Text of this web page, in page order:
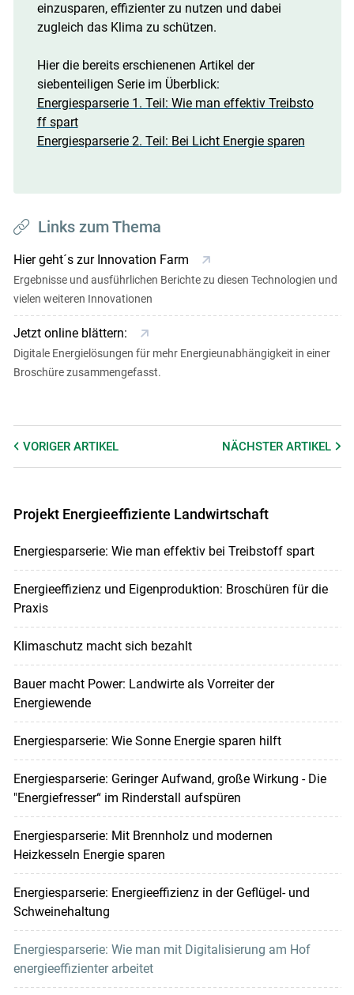
einzusparen, effizienter zu nutzen und dabei
zugleich das Klima zu schützen.
Hier die bereits erschienenen Artikel der
siebenteiligen Serie im Überblick:
Energiesparserie 1. Teil: Wie man effektiv Treibsto
ff spart
Energiesparserie 2. Teil: Bei Licht Energie sparen
Links zum Thema
Hier geht´s zur Innovation Farm
Ergebnisse und ausführlichen Berichte zu diesen Technologien und
vielen weiteren Innovationen
Jetzt online blättern:
Digitale Energielösungen für mehr Energieunabhängigkeit in einer
Broschüre zusammengefasst.
VORIGER ARTIKEL NÄCHSTERARTIKEL
Projekt Energieeffiziente Landwirtschaft
Energiesparserie: Wie man effektiv bei Treibstoff spart
Energieeffizienz und Eigenproduktion: Broschüren für die
Praxis
Klimaschutz macht sich bezahlt
Bauer macht Power: Landwirte als Vorreiter der
Energiewende
Energiesparserie: Wie Sonne Energie sparen hilft
Energiesparserie: Geringer Aufwand, große Wirkung - Die
"Energiefresser“ im Rinderstall aufspüren
Energiesparserie: Mit Brennholz und modernen
Heizkesseln Energie sparen
Energiesparserie: Energieeffizienz in der Geflügel- und
Schweinehaltung
Energiesparserie: Wie man mit Digitalisierung am Hof
energieeffizienter arbeitet